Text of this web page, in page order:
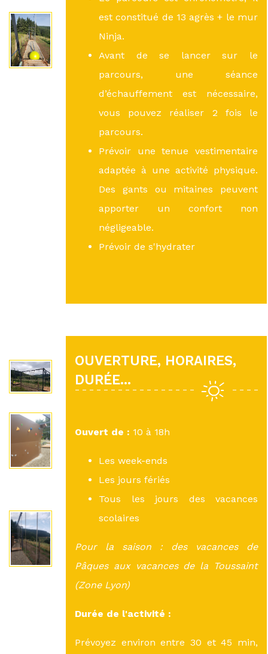
est constitué de 13 agrès + le mur
Ninja.
Avant de se lancer sur le
parcours, une séance
d’échauffement est nécessaire,
vous pouvez réaliser 2 fois le
parcours.
Prévoir une tenue vestimentaire
adaptée à une activité physique.
Des gants ou mitaines peuvent
apporter un confort non
négligeable.
Prévoir de s'hydrater
OUVERTURE, HORAIRES,
DURÉE...
Ouvert de : 10 à 18h
Les week-ends
Les jours fériés
Tous les jours des vacances
scolaires
Pour la saison : des vacances de
Pâques aux vacances de la Toussaint
(Zone Lyon)
Durée de l'activité :
Prévoyez environ entre 30 et 45 min,